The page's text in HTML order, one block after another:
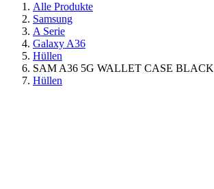
Alle Produkte
Samsung
A Serie
Galaxy A36
Hüllen
SAM A36 5G WALLET CASE BLACK
Hüllen